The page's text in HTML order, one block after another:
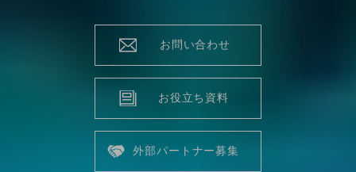
お問い合わせ
お役立ち資料
外部パートナー募集